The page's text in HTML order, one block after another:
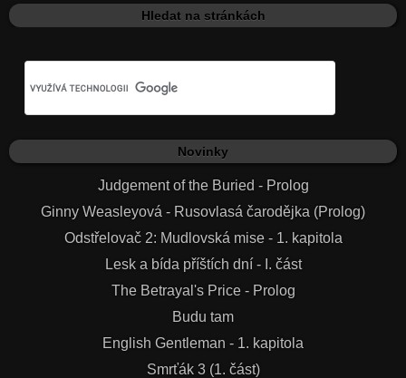
Hledat na stránkách
Novinky
Judgement of the Buried - Prolog
Ginny Weasleyová - Rusovlasá čarodějka (Prolog)
Odstřelovač 2: Mudlovská mise - 1. kapitola
Lesk a bída příštích dní - I. část
The Betrayal's Price - Prolog
Budu tam
English Gentleman - 1. kapitola
Smrťák 3 (1. část)